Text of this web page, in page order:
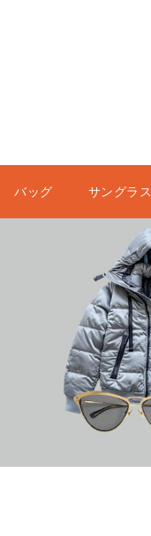
バッグ サングラス